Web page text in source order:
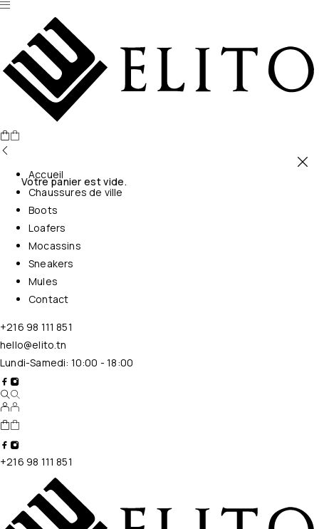
Votre panier est vide.
Accueil
Chaussures de ville
Boots
Loafers
Mocassins
Sneakers
Mules
Contact
+216 98 111 851
hello@elito.tn
Lundi-Samedi: 10:00 - 18:00
+216 98 111 851